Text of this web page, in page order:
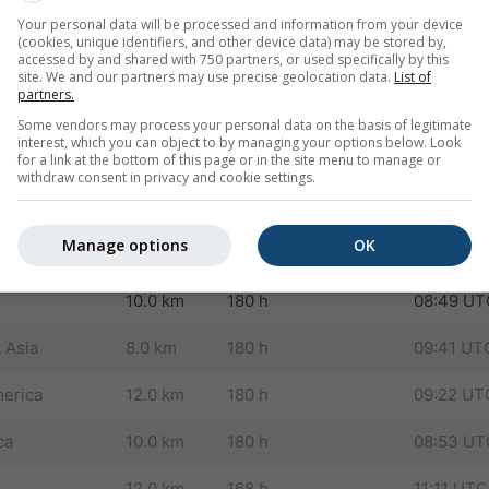
sucesores de modelos NMM (operativos desde
y mejora significativamente la previsión de la evolución
12.0 km 180 h 06:28 UTC
30.0 km 180 h 16:39 UTC
8.0 km 180 h 09:46 UTC
10.0 km 180 h 08:49
Asia 8.0 km 180 h 09:41
12.0 km 180 h 09:22
10.0 km 180 h 08:53
Your personal data will be processed and information from your device
(cookies, unique identifiers, and other device data) may be stored by,
accessed by and shared with 750 partners, or used specifically by this
site. We and our partners may use precise geolocation data. List of
partners.
Some vendors may process your personal data on the basis of legitimate
interest, which you can object to by managing your options below. Look
for a link at the bottom of this page or in the site menu to manage or
withdraw consent in privacy and cookie settings.
OK
Manage options